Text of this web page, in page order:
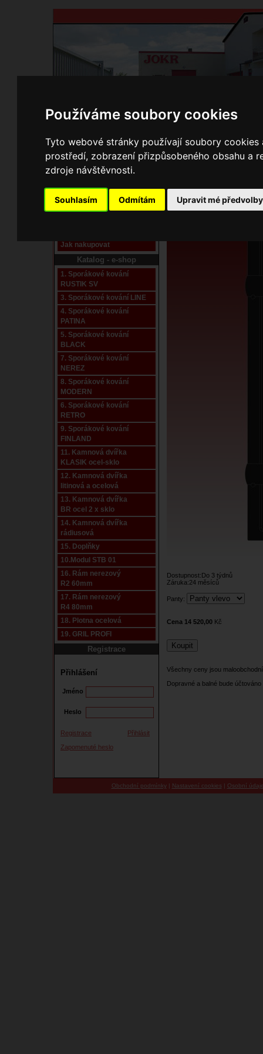
Používáme soubory cookies
Tyto webové stránky používají soubory
prostředí, zobrazení přizpůsobeného obsahu a
zdroje návštěvnosti.
Souhlasím Odmítám Upravit mé předvolby
Domů Kontakty Přihlášení Ke
Pracoviště laser
Nové pracoviště firmy
Jak nakupovat
Katalog - e-shop
1. Sporákové kování
RUSTIK SV
3. Sporákové kování LINE
4. Sporákové kování
PATINA
5. Sporákové kování
BLACK
7. Sporákové kování
NEREZ
8. Sporákové kování
MODERN
6. Sporákové kování
RETRO
9. Sporákové kování
FINLAND
11. Kamnová dvířka
KLASIK ocel-sklo
12. Kamnová dvířka
litinová a ocelová
13. Kamnová dvířka
BR ocel 2 x sklo
14. Kamnová dvířka
rádiusová
15. Doplňky
10.Modul STB 01
16. Rám nerezový
R2 60mm
17. Rám nerezový
R4 80mm
18. Plotna ocelová
19. GRIL PROFI
Registrace
Přihlášení
Jméno
Heslo
Registrace
Přihlásit
Zapomenuté heslo
E-shop JOKR
Dostupnost:Do 3 týdnů
Záruka:24 měsíců
Panty:
Cena 14 520,00 Kč
Všechny ceny jsou
Dopravné a balné bude
Obchodní podmínky| Nastavení cookies | Osobní